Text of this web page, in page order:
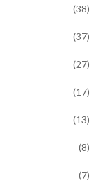
(38)
(37)
(27)
(17)
(13)
(8)
(7)